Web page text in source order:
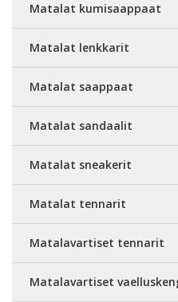
Matalat kumisaappaat
Matalat lenkkarit
Matalat saappaat
Matalat sandaalit
Matalat sneakerit
Matalat tennarit
Matalavartiset tennarit
Matalavartiset